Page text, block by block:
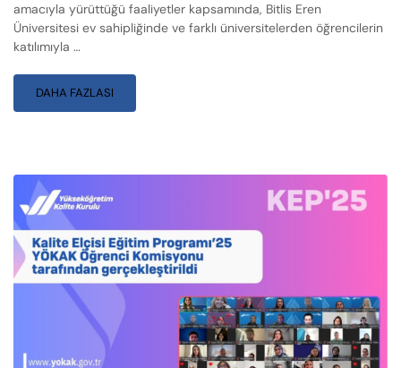
amacıyla yürüttüğü faaliyetler kapsamında, Bitlis Eren
Üniversitesi ev sahipliğinde ve farklı üniversitelerden öğrencilerin
katılımıyla …
DAHA FAZLASI